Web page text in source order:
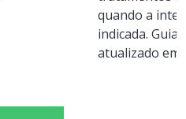
quando a
indicada. Guia
atualizado em